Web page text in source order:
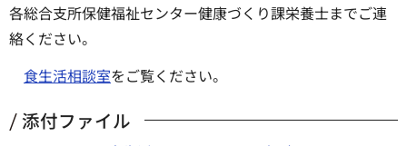
各総合支所保健福祉センター健康づくり課栄養士までご連
絡ください。
食生活相談室をご覧ください。
添付ファイル